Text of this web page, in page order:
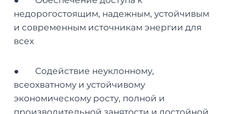
недорогостоящим, надежным, устойчивым
и современным источникам энергии для
всех
● Содействие неуклонному,
всеохватному и устойчивому
экономическому росту, полной и
производительной занятости и достойной